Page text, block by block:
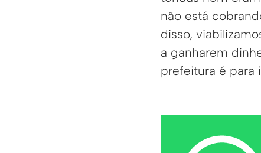
não está
disso,
a ganharem
prefeitura é para